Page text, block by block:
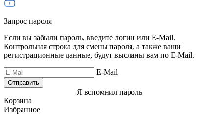
Запрос пароля
Если вы забыли пароль, введите логин или E-Mail.
Контрольная строка для смены пароля, а также ваши
регистрационные данные, будут высланы вам по E-Mail.
E-Mail
Я вспомнил пароль
Корзина
Избранное